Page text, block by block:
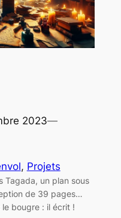
2023—
, Projets
Tagada, un plan sous
de 39 pages…
le bougre : il écrit !